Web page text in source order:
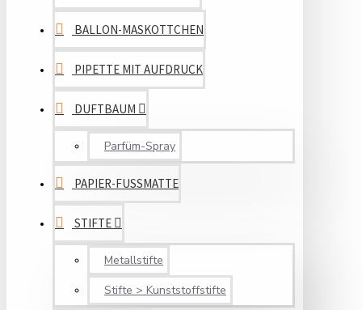
BALLON-MASKOTTCHEN
PIPETTE MIT AUFDRUCK
DUFTBAUM
Parfüm-Spray
PAPIER-FUSSMATTE
STIFTE
Metallstifte
Stifte > Kunststoffstifte